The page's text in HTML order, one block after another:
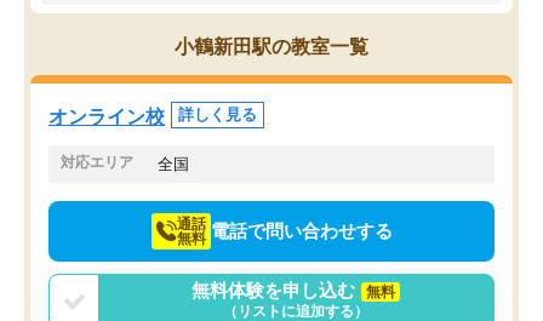
思っていました。何が今足りないのか
を的確に指導いただき、子どももびっ
くりするほど楽しんでやる気を持って
塾を受けています。狙い通り、少しず
つ成績も上がり、苦手意識も無くなっ
てきたので、さらに苦手な数学も追加
でお願いしました。来年の高校受験に
スト、多少お金がかかっ
思い切って入塾してよか
小鶴新田駅の教室一覧
オンライン校 詳しく見る
対応エリア 全国
通話
無料 電話で問い合わせする
無料体験を申し込む
無料
（リストに追加する）